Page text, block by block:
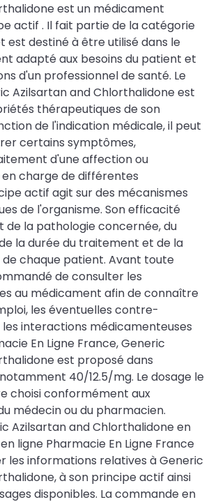
est un médicament
actif . Il fait partie de la catégorie
est destiné à être utilisé dans le
adapté aux besoins du patient et
d'un professionnel de santé. Le
Azilsartan and Chlorthalidone est
thérapeutiques de son
de l'indication médicale, il peut
certains symptômes,
d'une affection ou
charge de différentes
actif agit sur des mécanismes
de l'organisme. Son efficacité
la pathologie concernée, du
la durée du traitement et de la
de chaque patient. Avant toute
de consulter les
au médicament afin de connaître
les éventuelles contre-
les interactions médicamenteuses
En Ligne France, Generic
est proposé dans
40/12.5/mg. Le dosage le
choisi conformément aux
médecin ou du pharmacien.
Azilsartan and Chlorthalidone en
ligne Pharmacie En Ligne France
les informations relatives à Generic
à son principe actif ainsi
disponibles. La commande en